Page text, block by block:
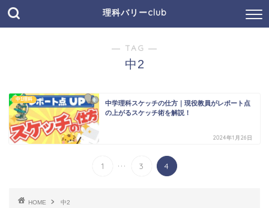
理科バリーclub
― TAG ―
中2
中1理科
中学理科スケッチの仕方｜現役教員がレポート点
の上がるスケッチ術を解説！
2024年1月26日
1 ... 3 4
HOME 中2